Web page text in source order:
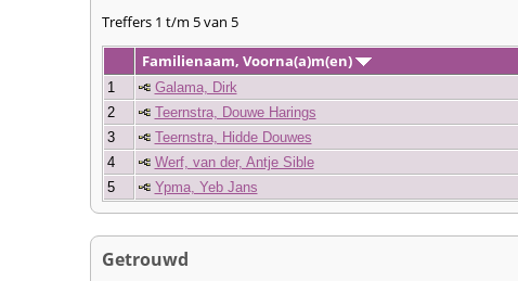
Treffers 1 t/m 5 van 5
Familienaam, Voorna(a)m(en)
1 Galama, Dirk
2
Teernstra, Douwe Harings
3
Teernstra, Hidde Douwes
4
Werf, van der, Antje Sible
5
Ypma, Yeb Jans
Getrouwd